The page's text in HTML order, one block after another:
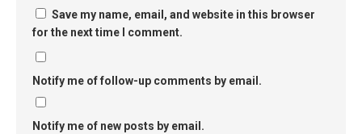
Save my name, email, and website in this browser
for the next time I comment.
Notify me of follow-up comments by email.
Notify me of new posts by email.